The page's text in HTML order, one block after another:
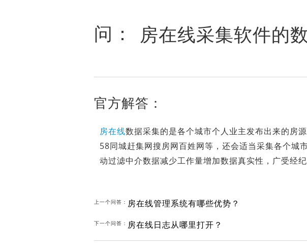
问： 房在线采集软件的
官方解答：
房在线数据采集的是各个城市个人业主发布出来的房
58同城赶集网搜房网百姓网等，还会适当采集各个城
动过滤中介数据减少工作量增加数据真实性，广受经纪
上一个问答： 房在线管理系统有哪些优势？
下一个问答： 房在线日志从哪里打开？